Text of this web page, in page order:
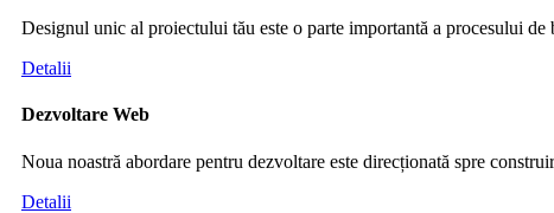
Designul unic al proiectului tău este o parte importantă a procesului de
Detalii
Dezvoltare Web
Noua noastră abordare pentru dezvoltare este direcționată spre
Detalii